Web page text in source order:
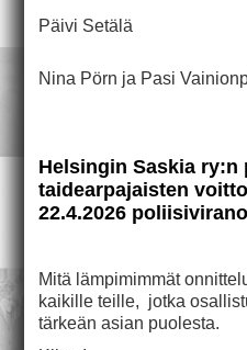
Päivi Setälä
Nina Pörn ja Pasi
Helsingin Saskia ry:n
taidearpajaisten
22.4.2026
Mitä lämpimimmät
kaikille teille, jotka
tärkeän asian puolesta.